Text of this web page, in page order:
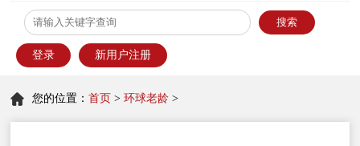
登录 新用户注册
您的位置：首页 >环球老龄 >